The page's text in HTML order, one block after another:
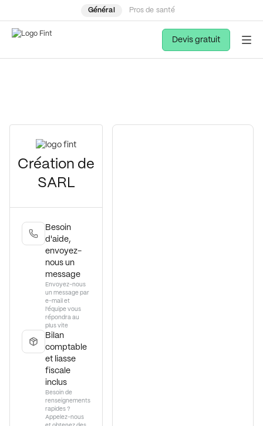
Général Pros de santé
Devis gratuit
Création de
SARL
Besoin
d'aide,
envoyez-
nous un
message
Envoyez-nous
un message par
e-mail et
l'équipe vous
répondra au
plus vite
Bilan
comptable
et liasse
fiscale
inclus
Besoin de
renseignements
rapides ?
Appelez-nous